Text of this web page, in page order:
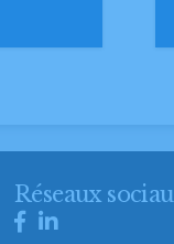
Réseaux